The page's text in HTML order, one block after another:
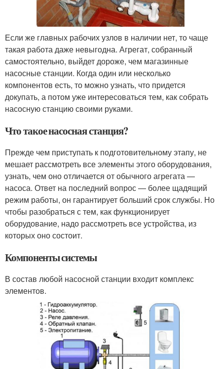
Если же главных рабочих узлов в наличии нет, то чаще
такая работа даже невыгодна. Агрегат, собранный
самостоятельно, выйдет дороже, чем магазинные
насосные станции. Когда один или несколько
компонентов есть, то можно узнать, что придется
докупать, а потом уже интересоваться тем, как собрать
насосную станцию своими руками.
Что такое насосная станция?
Прежде чем приступать к подготовительному этапу, не
мешает рассмотреть все элементы этого оборудования,
узнать, чем оно отличается от обычного агрегата —
насоса. Ответ на последний вопрос — более щадящий
режим работы, он гарантирует больший срок службы. Но
чтобы разобраться с тем, как функционирует
оборудование, надо рассмотреть все устройства, из
которых оно состоит.
Компоненты системы
В состав любой насосной станции входит комплекс
элементов.